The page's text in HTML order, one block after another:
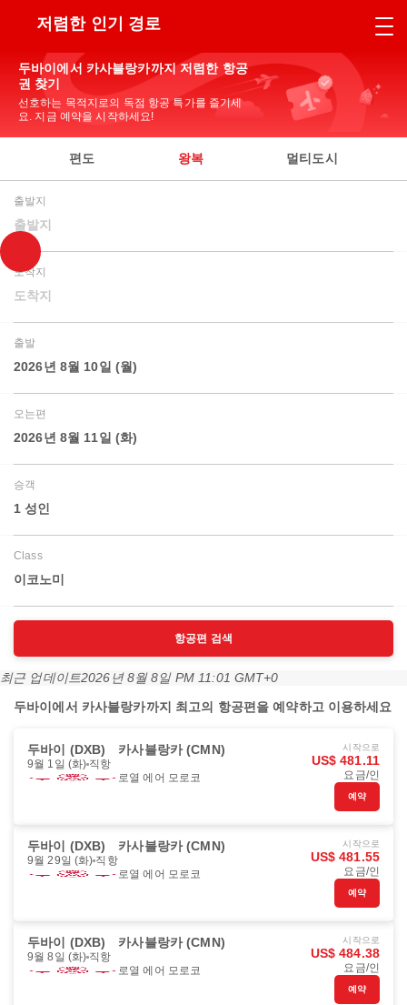
저렴한 인기 경로
두바이에서 카사블랑카까지 저렴한 항공
권 찾기
선호하는 목적지로의 독점 항공 특가를 즐기세
요. 지금 예약을 시작하세요!
편도 왕복 멀티도시
출발지
출발지
도착지
도착지
출발
2026년 8월 10일 (월)
오는편
2026년 8월 11일 (화)
승객
1 성인
Class
이코노미
항공편 검색
최근 업데이트2026년 8월 8일 PM 11:01 GMT+0
두바이에서 카사블랑카까지 최고의 항공편을 예약하고 이용하세요
두바이 (DXB) 카사블랑카 (CMN)
9월 1일 (화) 직항
로열 에어 모로코
시작으로
US$ 481.11
요금/인
예약
두바이 (DXB) 카사블랑카 (CMN)
9월 29일 (화) 직항
로열 에어 모로코
시작으로
US$ 481.55
요금/인
예약
두바이 (DXB) 카사블랑카 (CMN)
9월 8일 (화) 직항
로열 에어 모로코
시작으로
US$ 484.38
요금/인
예약